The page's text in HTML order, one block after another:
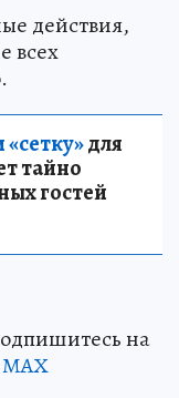
действия,
всех
для
тайно
гостей
на
МАХ